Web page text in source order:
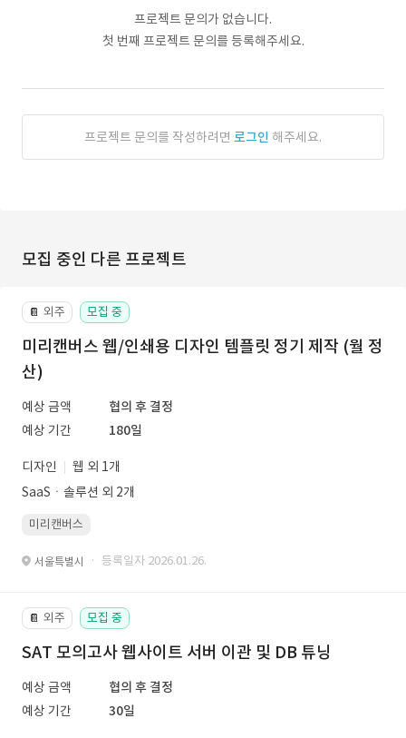
프로젝트 문의가 없습니다.
첫 번째 프로젝트 문의를 등록해주세요.
프로젝트 문의를 작성하려면 로그인 해주세요.
모집 중인 다른 프로젝트
📔 외주 모집 중
미리캔버스 웹/인쇄용 디자인 템플릿 정기 제작 (월 정
산)
예상 금액
협의 후 결정
예상 기간
180일
디자인
웹 외 1개
SaaSㆍ솔루션 외 2개
미리캔버스
서울특별시 · 등록일자 2026.01.26.
📔 외주 모집 중
SAT 모의고사 웹사이트 서버 이관 및 DB 튜닝
예상 금액
협의 후 결정
예상 기간
30일